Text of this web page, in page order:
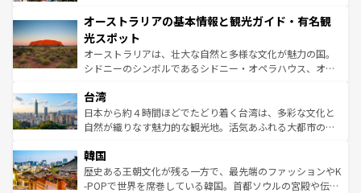
部のニューオーリンズでは、音楽と美食が融合した独特の
文化が魅力。旅行者はアメリカの各地域で異なる魅力を楽
しみながら、その多様性と豊かな歴史を感じることができ
るだろう。車でのロードトリップや列車の旅も、アメリカ
情報は
ワイ島は見逃せない。また、定番の観光地といえばオアフ
島だが、静かな自然を求めるならマウイ島やカウアイ島が
おすすめ。エメラルドグリーンに輝く海をはじめ、豊かな
文化や歴史が息づいている。「アロハスピリット」と呼ば
人々、おいしいローカルフードやハワイアンミュージッ
ク、伝統的なフラダンスなど、すべてがハワイの魅力を彩
っている。訪れるたびに新しい発見と感動が待っているハ
はコンテンツ一覧
オーストラリアの基本情報と観光ガイド・有名観
光スポット
オーストラリアは、壮大な自然と多様な文化が魅力の国。
シドニーのシンボルであるシドニー・オペラハウス、オー
リアリーフや大陸中央部にそびえるウルル（エアーズロッ
ク）、タスマニアの美しい原生林やケアンズの熱帯雨林な
ど、見どころがたくさん。また、カフェやワイン、オージ
いる。アクティビティも充実しており、サーフィンやダイ
ビング、ハイキングなど、アウトドア好きにはたまらな
い。オーストラリアの多彩な魅力を存分に味わいつくそ
台湾
日本から約４時間ほどでたどり着く台湾は、多彩な文化と
自然が織りなす魅力的な観光地。活気あふれる大都市の台
ン）、静ひつな山岳地帯である台湾東部など、都市の喧騒
と山間の静けさが共存しており、訪れる人に新しい発見と
驚きをもたらしてくれる。また、奥深い台湾の食文化も魅
韓国
歴史ある王朝文化が残る一方で、最先端のファッションやK
-POPで世界を席巻している韓国。首都ソウルの宮殿や伝統